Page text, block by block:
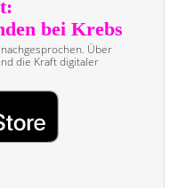
Über
die Kraft digitaler